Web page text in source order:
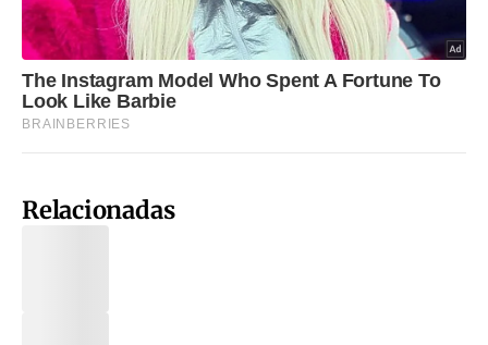
Relacionadas